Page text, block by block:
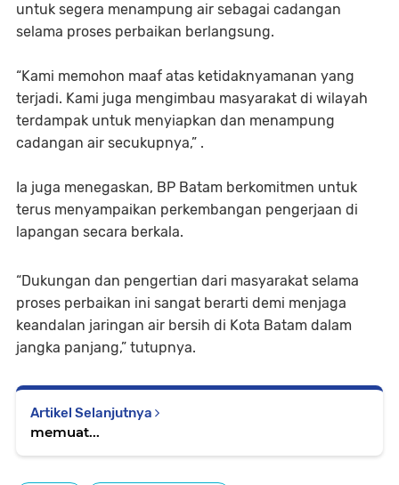
untuk segera menampung air sebagai cadangan
selama proses perbaikan berlangsung.
“Kami memohon maaf atas ketidaknyamanan yang
terjadi. Kami juga mengimbau masyarakat di wilayah
terdampak untuk menyiapkan dan menampung
cadangan air secukupnya,” .
Ia juga menegaskan, BP Batam berkomitmen untuk
terus menyampaikan perkembangan pengerjaan di
lapangan secara berkala.
“Dukungan dan pengertian dari masyarakat selama
proses perbaikan ini sangat berarti demi menjaga
keandalan jaringan air bersih di Kota Batam dalam
jangka panjang,” tutupnya.
Artikel Selanjutnya
memuat...